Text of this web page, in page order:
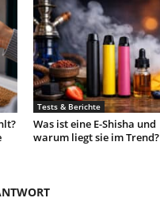
Tests & Berichte
Was ist eine E-Shisha und
warum liegt sie im Trend?